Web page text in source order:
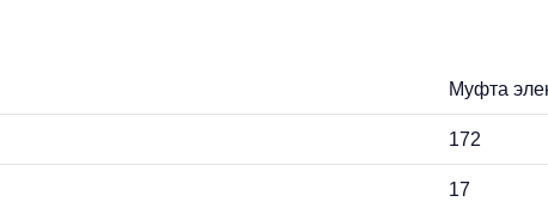
Муфта
172
17